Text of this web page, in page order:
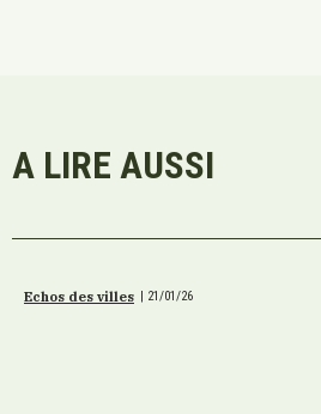
A LIRE AUSSI
Echos des villes | 21/01/26